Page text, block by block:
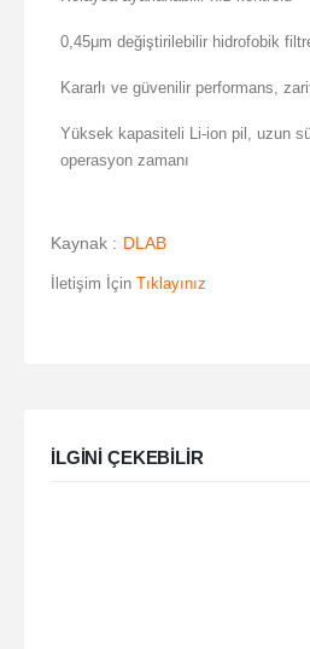
0,45μm değiştirilebilir hidrofobik
Kararlı ve güvenilir performans,
Yüksek kapasiteli Li-ion pil, uzun
operasyon zamanı
Kaynak : DLAB
İletişim İçin Tıklayınız
ILGINI ÇEKEBILIR